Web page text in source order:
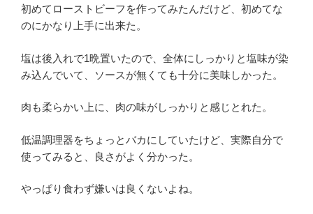
初めてローストビーフを作ってみたんだけど、初めてな
のにかなり上手に出来た。
塩は後入れで1晩置いたので、全体にしっかりと塩味が染
み込んでいて、ソースが無くても十分に美味しかった。
肉も柔らかい上に、肉の味がしっかりと感じとれた。
低温調理器をちょっとバカにしていたけど、実際自分で
使ってみると、良さがよく分かった。
やっぱり食わず嫌いは良くないよね。